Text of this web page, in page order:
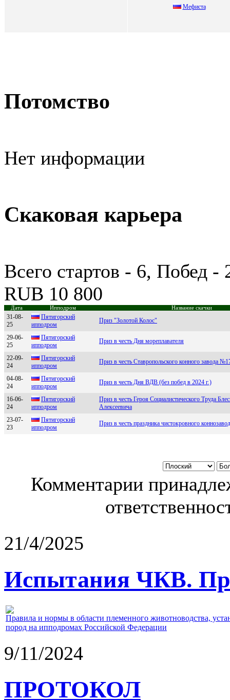
Мефиста
Потомство
Нет информации
Скаковая карьера
Всего стартов - 6, Побед
RUB 10 800
Дата Ипподром Название скачки
31-08-
25
Пятигopский
иппoдpoм
Приз "Золотой Колос"
29-06-
25
Пятигоpcкий
ипподpом
Приз в честь Дня мореплавателя
22-09-
24
Пятигорcкий
ипподром
Приз в честь Ставропольского конного завода
04-08-
24
Пятигоpcкий
ипподpом
Приз в честь Дня ВДВ (без побед в 2024 г.)
16-06-
24
Пятигoрский
иппoдрoм
Приз в честь Героя Социалистического Труда
Алексеевича
23-07-
23
Пятигoрский
иппoдрoм
Приз в честь праздника чистокровного
Комментарии
21/4/2025
Испытания ЧКВ.
Правила и нормы в области племенного животноводства,
пород на ипподромах Российской Федерации
9/11/2024
ПРОТОКОЛ